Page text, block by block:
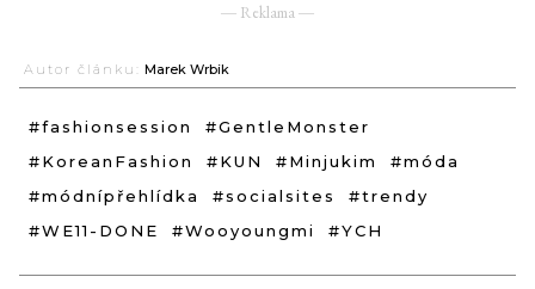
― Reklama ―
Autor článku: Marek Wrbik
#fashionsession
#GentleMonster
#KoreanFashion
#KUN #Minjukim
#móda
#módnípřehlídka
#socialsites
#trendy
#WE11-DONE
#Wooyoungmi #YCH